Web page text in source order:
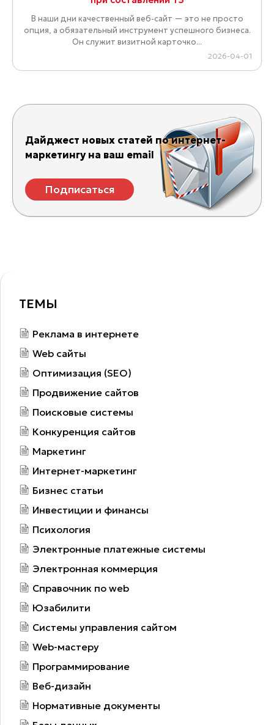
В наши дни качественный веб-сайт — это не просто
опция, а обязательный инструмент успешного бизнеса.
Он служит визитной карточко...
2026-04-01
Дайджест новых статей по интернет-
маркетингу на ваш email
Подписаться
ТЕМЫ
Реклама в интернете
Web сайты
Оптимизация (SEO)
Продвижение сайтов
Поисковые системы
Конкуренция сайтов
Маркетинг
Интернет-маркетинг
Бизнес статьи
Инвестиции и финансы
Психология
Электронные платежные системы
Электронная коммерция
Справочник по web
Юзабилити
Системы управления сайтом
Web-мастеру
Программирование
Веб-дизайн
Нормативные документы